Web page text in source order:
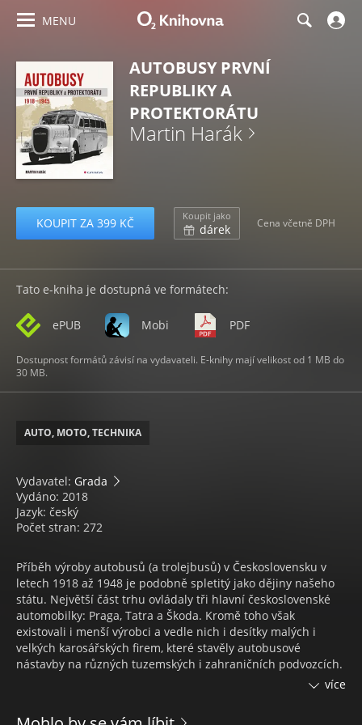
MENU
AUTOBUSY PRVNÍ
REPUBLIKY A
PROTEKTORÁTU
Martin Harák
KOUPIT ZA 399 KČ Koupit jako
dárek Cena včetně DPH
Tato e-kniha je dostupná ve formátech:
ePUB Mobi PDF
Dostupnost formátů závisí na vydavateli. E-knihy mají velikost od 1 MB do
30 MB.
AUTO, MOTO, TECHNIKA
Vydavatel: Grada
Vydáno: 2018
Jazyk: český
Počet stran: 272
Příběh výroby autobusů (a trolejbusů) v Československu v
letech 1918 až 1948 je podobně spletitý jako dějiny našeho
státu. Největší část trhu ovládaly tři hlavní československé
automobilky: Praga, Tatra a Škoda. Kromě toho však
existovali i menší výrobci a vedle nich i desítky malých i
velkých karosářských firem, které stavěly autobusové
nástavby na různých tuzemských i zahraničních podvozcích.
více